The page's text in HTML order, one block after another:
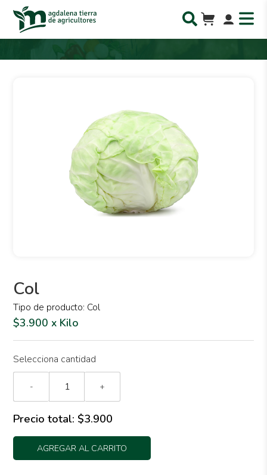
Col
Tipo de producto: Col
$3.900 x Kilo
Selecciona cantidad
- +
Precio total: $3.900
AGREGAR AL CARRITO